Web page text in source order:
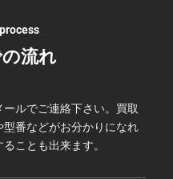
流れ
ルでご連絡下さい。買取
番などがお分かりになれ
ことも出来ます。